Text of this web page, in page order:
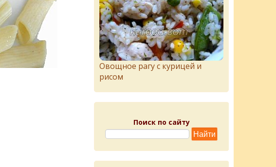
Овощное рагу с курицей и
рисом
Поиск по сайту